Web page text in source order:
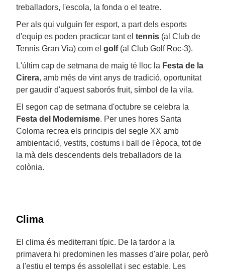
treballadors, l'escola, la fonda o el teatre.
Per als qui vulguin fer esport, a part dels esports
d'equip es poden practicar tant el tennis (al Club de
Tennis Gran Via) com el golf(al Club Golf Roc-3).
L'últim cap de setmana de maig té lloc la Festa de la
Cirera, amb més de vint anys de tradició, oportunitat
per gaudir d'aquest saborós fruit, símbol de la vila.
El segon cap de setmana d'octubre se celebra la
Festa del Modernisme. Per unes hores Santa
Coloma recrea els principis del segle XX amb
ambientació, vestits, costums i ball de l'època, tot de
la mà dels descendents dels treballadors de la
colònia.
Clima
El clima és mediterrani típic. De la tardor a la
primavera hi predominen les masses d'aire polar, però
a l'estiu el temps és assolellat i sec estable. Les